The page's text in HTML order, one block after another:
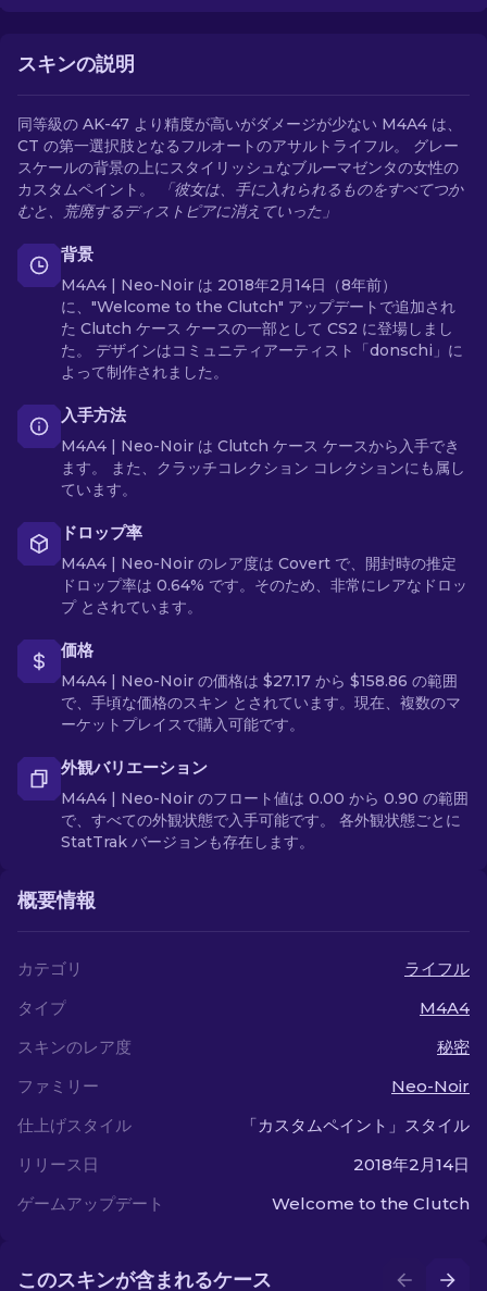
スキンの説明
同等級の AK-47 より精度が高いがダメージが少ない M4A4 は、
CT の第一選択肢となるフルオートのアサルトライフル。 グレー
スケールの背景の上にスタイリッシュなブルーマゼンタの女性の
カスタムペイント。
「彼女は、手に入れられるものをすべてつか
むと、荒廃するディストピアに消えていった」
背景
M4A4 | Neo-Noir は 2018年2月14日（8年前）
に、"Welcome to the Clutch" アップデートで追加され
た Clutch ケース ケースの一部として CS2 に登場しまし
た。 デザインはコミュニティアーティスト「donschi」に
よって制作されました。
入手方法
M4A4 | Neo-Noir は Clutch ケース ケースから入手でき
ます。 また、クラッチコレクション コレクションにも属し
ています。
ドロップ率
M4A4 | Neo-Noir のレア度は Covert で、開封時の推定
ドロップ率は 0.64% です。そのため、非常にレアなドロッ
プ とされています。
価格
M4A4 | Neo-Noir の価格は $27.17 から $158.86 の範囲
で、手頃な価格のスキン とされています。現在、複数のマ
ーケットプレイスで購入可能です。
外観バリエーション
M4A4 | Neo-Noir のフロート値は 0.00 から 0.90 の範囲
で、すべての外観状態で入手可能です。 各外観状態ごとに
StatTrak バージョンも存在します。
概要情報
カテゴリ
ライフル
タイプ
M4A4
スキンのレア度
秘密
ファミリー
Neo-Noir
仕上げスタイル
「カスタムペイント」スタイル
リリース日
2018年2月14日
ゲームアップデート
Welcome to the Clutch
このスキンが含まれるケース